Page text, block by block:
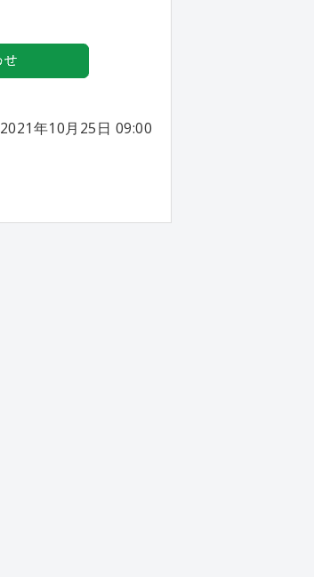
2021年10月25日 09:00